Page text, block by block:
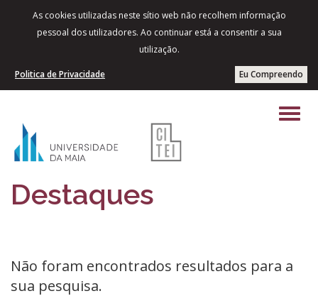
As cookies utilizadas neste sítio web não recolhem informação
pessoal dos utilizadores. Ao continuar está a consentir a sua
utilização.
Eu Compreendo
Politica de Privacidade
Destaques
Não foram encontrados resultados para a
sua pesquisa.